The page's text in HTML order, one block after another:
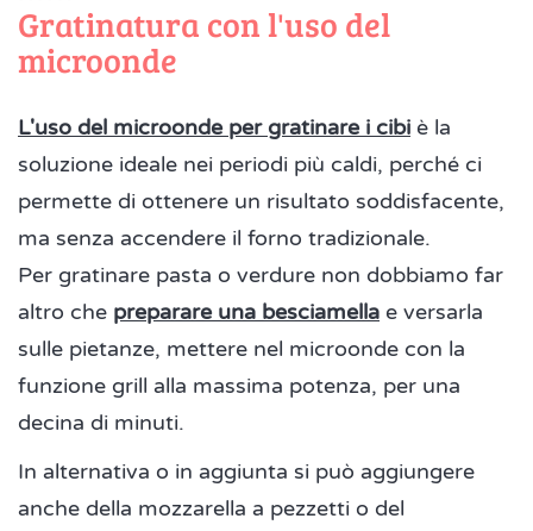
Gratinatura con l'uso del
microonde
L'uso del microonde per gratinare i cibi è la
soluzione ideale nei periodi più caldi, perché ci
permette di ottenere un risultato soddisfacente,
ma senza accendere il forno tradizionale.
Per gratinare pasta o verdure non dobbiamo far
altro che preparare una besciamella e versarla
sulle pietanze, mettere nel microonde con la
funzione grill alla massima potenza, per una
decina di minuti.
In alternativa o in aggiunta si può aggiungere
anche della mozzarella a pezzetti o del